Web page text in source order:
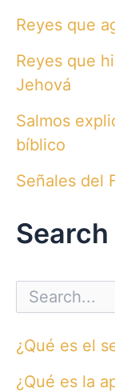
Reyes que
Reyes que
Jehová
Salmos
bíblico
Señales del
Search
c
f
¿Qué es el
¿Qué es la